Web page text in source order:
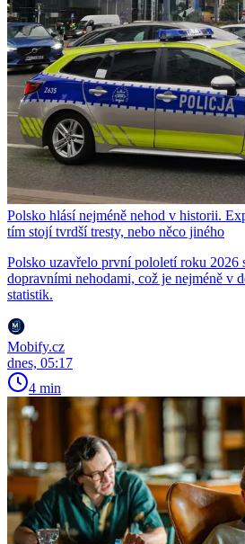
Polsko hlásí nejméně nehod v historii.
tím stojí tvrdší tresty, nebo něco jiného
Polsko uzavřelo první pololetí roku 2026
dopravními nehodami, což je nejméně v
statistik.
Mobify.cz
dnes, 05:17
4 min